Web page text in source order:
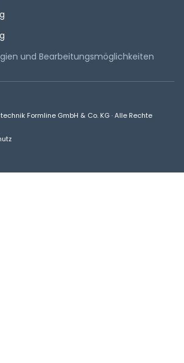
und Bearbeitungsmöglichkeiten
Formline GmbH & Co. KG · Alle Rechte